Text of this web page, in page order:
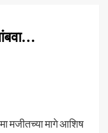
मजीतच्या मागे आशिष